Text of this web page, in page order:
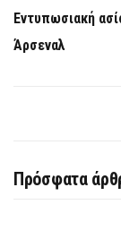
Εντυπωσιακή
Άρσεναλ
Πρόσφατα